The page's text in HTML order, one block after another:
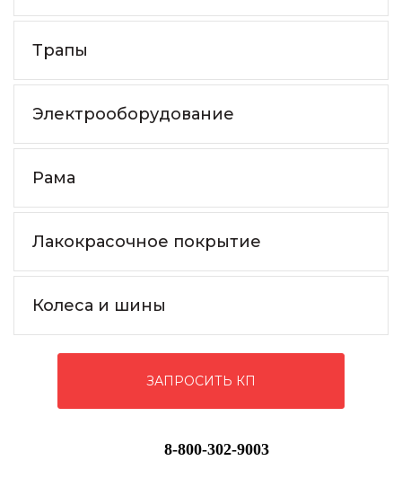
Трапы
Электрооборудование
Рама
Лакокрасочное покрытие
Колеса и шины
ЗАПРОСИТЬ КП
8-800-302-9003